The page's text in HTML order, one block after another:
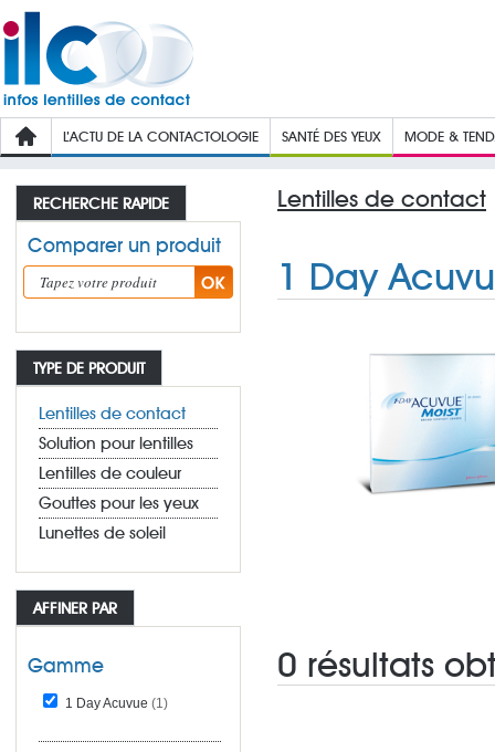
L’ACTU DE LA CONTACTOLOGIE SANTÉ DES YEUX MODE &
RECHERCHE RAPIDE
Comparer un produit
TYPE DE PRODUIT
Lentilles de contact
Solution pour lentilles
Lentilles de couleur
Gouttes pour les yeux
Lunettes de soleil
AFFINER PAR
Gamme
1 Day Acuvue (1)
Lentilles de contact
1 Day
0 résultats